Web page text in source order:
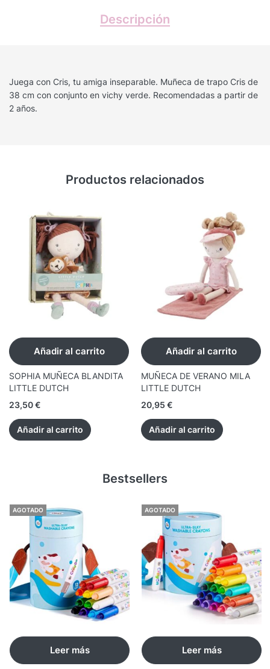
Descripción
Juega con Cris, tu amiga inseparable. Muñeca de trapo Cris de
38 cm con conjunto en vichy verde. Recomendadas a partir de
2 años.
Productos relacionados
Añadir al carrito
SOPHIA MUÑECA BLANDITA
LITTLE DUTCH
23,50€
Añadir al carrito
Añadir al carrito
MUÑECA DE VERANO MILA
LITTLE DUTCH
20,95 €
Añadir al carrito
Bestsellers
AGOTADO
Leer más
AGOTADO
Leer más